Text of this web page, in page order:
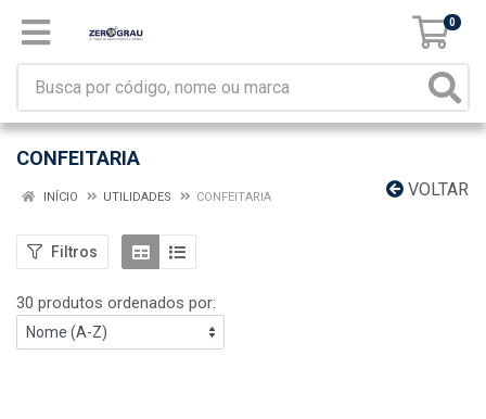
0
CONFEITARIA
VOLTAR
INÍCIO UTILIDADES CONFEITARIA
Filtros
30 produtos ordenados por: